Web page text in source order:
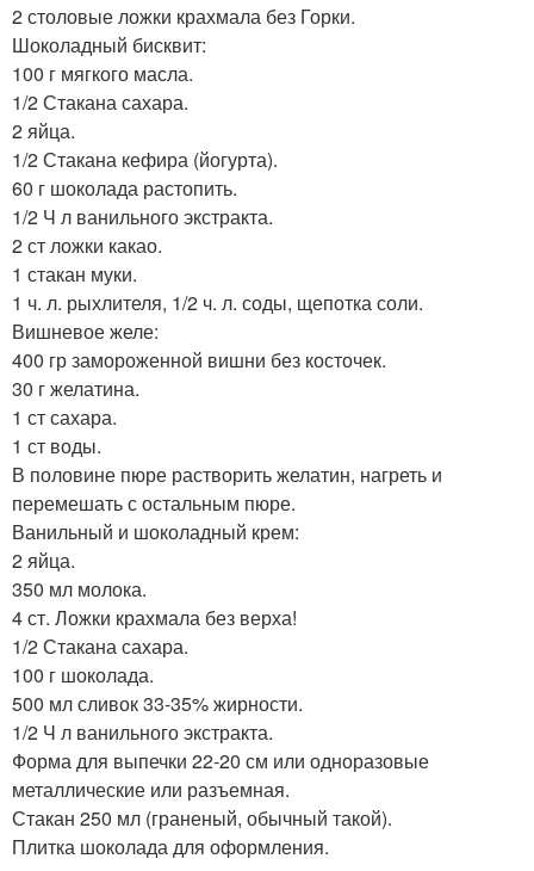
2 столовые ложки крахмала без Горки.
Шоколадный бисквит:
100 г мягкого масла.
1/2 Стакана сахара.
2 яйца.
1/2 Стакана кефира (йогурта).
60 г шоколада растопить.
1/2 Ч л ванильного экстракта.
2 ст ложки какао.
1 стакан муки.
1 ч. л. рыхлителя, 1/2 ч. л. соды, щепотка соли.
Вишневое желе:
400 гр замороженной вишни без косточек.
30 г желатина.
1 ст сахара.
1 ст воды.
В половине пюре растворить желатин, нагреть и
перемешать с остальным пюре.
Ванильный и шоколадный крем:
2 яйца.
350 мл молока.
4 ст. Ложки крахмала без верха!
1/2 Стакана сахара.
100 г шоколада.
500 мл сливок 33-35% жирности.
1/2 Ч л ванильного экстракта.
Форма для выпечки 22-20 см или одноразовые
металлические или разъемная.
Стакан 250 мл (граненый, обычный такой).
Плитка шоколада для оформления.